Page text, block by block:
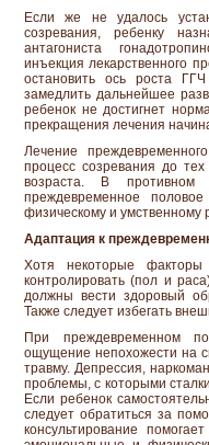
Если же не удалось
созревания, ребенку
антагониста
инъекция лекарственного
остановить ось роста
замедлить дальнейшее
ребенок не достигнет
прекращения лечения
Лечение
процесс созревания до
возраста. В противном
преждевременное
физическому и умственному
Адаптация к
Хотя некоторые факторы
контролировать (пол и
должны вести здоровый
Также следует избегать
При преждевременном
ощущение непохожести на
травму. Депрессия,
проблемы, с которыми
Если ребенок
следует обратиться за
консультирование